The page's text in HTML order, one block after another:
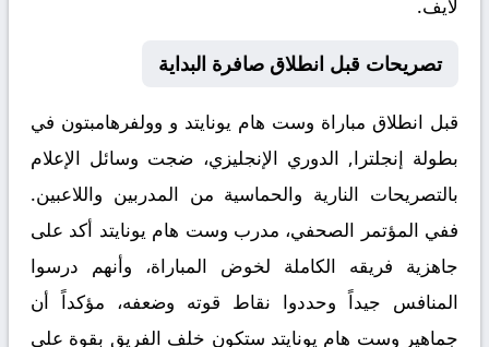
لايف.
تصريحات قبل انطلاق صافرة البداية
قبل انطلاق مباراة وست هام يونايتد و وولفرهامبتون في
بطولة إنجلترا, الدوري الإنجليزي، ضجت وسائل الإعلام
بالتصريحات النارية والحماسية من المدربين واللاعبين.
ففي المؤتمر الصحفي، مدرب وست هام يونايتد أكد على
جاهزية فريقه الكاملة لخوض المباراة، وأنهم درسوا
المنافس جيداً وحددوا نقاط قوته وضعفه، مؤكداً أن
جماهير وست هام يونايتد ستكون خلف الفريق بقوة على